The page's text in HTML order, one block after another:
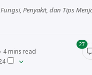
Penyakit, dan Tips
4mins read
27